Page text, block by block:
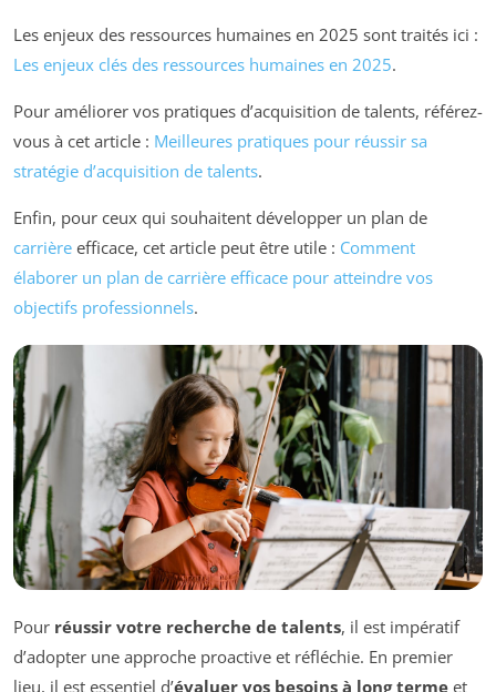
Les enjeux des ressources humaines en 2025 sont traités ici :
Les enjeux clés des ressources humaines en 2025.
Pour améliorer vos pratiques d’acquisition de talents, référez-
vous à cet article : Meilleures pratiques pour réussir sa
stratégie d’acquisition de talents.
Enfin, pour ceux qui souhaitent développer un plan de
carrière efficace, cet article peut être utile : Comment
élaborer un plan de carrière efficace pour atteindre vos
objectifs professionnels.
Pour réussir votre recherche de talents, il est impératif
d’adopter une approche proactive et réfléchie. En premier
lieu, il est essentiel d’évaluer vos besoins à long terme et